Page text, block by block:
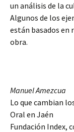
un análisis de la
Algunos de los
están basados en
obra.
Manuel Amezcua
Lo que cambian
Oral en Jaén
Fundación Index,